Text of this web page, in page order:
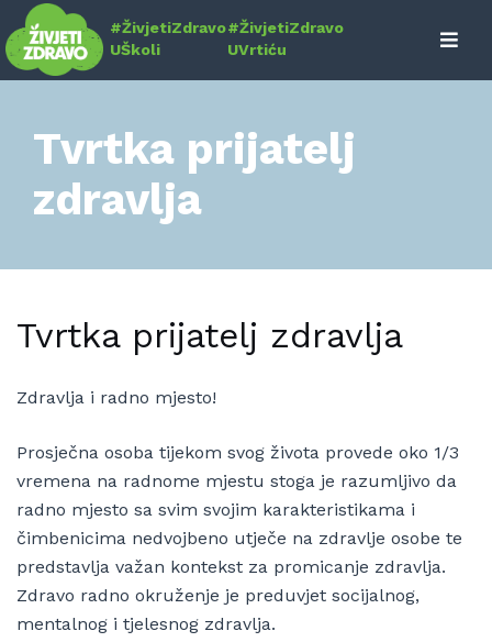
Skip
to
content
#ŽivjetiZdravo
UŠkoli
#ŽivjetiZdravo
UVrtiću
Tvrtka prijatelj
zdravlja
Tvrtka prijatelj zdravlja
Zdravlja i radno mjesto!
Prosječna osoba tijekom svog života provede oko 1/3
vremena na radnome mjestu stoga je razumljivo da
radno mjesto sa svim svojim karakteristikama i
čimbenicima nedvojbeno utječe na zdravlje osobe te
predstavlja važan kontekst za promicanje zdravlja.
Zdravo radno okruženje je preduvjet socijalnog,
mentalnog i tjelesnog zdravlja.